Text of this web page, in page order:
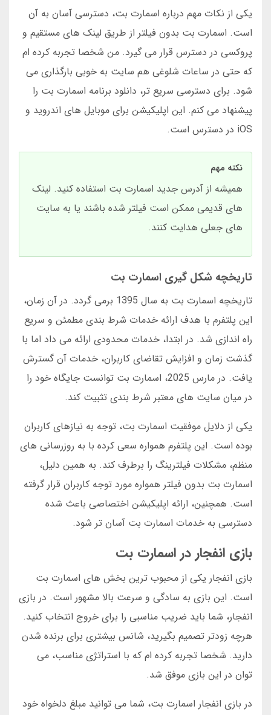
یکی از نکات مهم درباره اسمارت بت، دسترسی آسان به آن
است. اسمارت بت بدون فیلتر از طریق لینک های مستقیم و
پروکسی در دسترس قرار می گیرد. من شخصا تجربه کرده ام
که حتی در ساعات شلوغی هم سایت به خوبی بارگذاری می
شود. برای دسترسی سریع تر، دانلود برنامه اسمارت بت را
پیشنهاد می کنم. این اپلیکیشن برای موبایل های اندروید و
iOS در دسترس است.
نکته مهم
همیشه از آدرس جدید اسمارت بت استفاده کنید. لینک
های قدیمی ممکن است فیلتر شده باشند یا به سایت
های جعلی هدایت کنند.
تاریخچه شکل گیری اسمارت بت
تاریخچه اسمارت بت به سال 1395 برمی گردد. در آن زمان،
این پلتفرم با هدف ارائه خدمات شرط بندی مطمئن و سریع
راه اندازی شد. در ابتدا، خدمات محدودی ارائه می داد اما با
گذشت زمان و افزایش تقاضای کاربران، خدمات آن گسترش
یافت. در مارس 2025، اسمارت بت توانست جایگاه خود را
در میان سایت های معتبر شرط بندی تثبیت کند.
یکی از دلایل موفقیت اسمارت بت، توجه به نیازهای کاربران
بوده است. این پلتفرم همواره سعی کرده با به روزرسانی های
منظم، مشکلات فیلترینگ را برطرف کند. به همین دلیل،
اسمارت بت بدون فیلتر همواره مورد توجه کاربران قرار گرفته
است. همچنین، ارائه اپلیکیشن اختصاصی باعث شده
دسترسی به خدمات اسمارت بت آسان تر شود.
بازی انفجار در اسمارت بت
بازی انفجار یکی از محبوب ترین بخش های اسمارت بت
است. این بازی به سادگی و سرعت بالا مشهور است. در بازی
انفجار، شما باید ضریب مناسبی را برای خروج انتخاب کنید.
هرچه زودتر تصمیم بگیرید، شانس بیشتری برای برنده شدن
دارید. شخصا تجربه کرده ام که با استراتژی مناسب، می
توان در این بازی موفق شد.
در بازی انفجار اسمارت بت، شما می توانید مبلغ دلخواه خود